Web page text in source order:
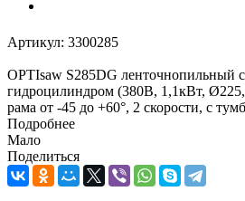
Артикул: 3300285
OPTIsaw S285DG ленточнопильный
гидроцилиндром (380В, 1,1кВт,
рама от -45 до +60°, 2 скорости, с
Подробнее
Мало
Поделиться